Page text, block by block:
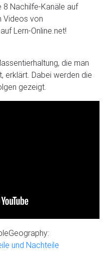
8 Nachilfe-Kanäle auf
Videos von
Lern-Online.net!
die man
erklärt. Dabei werden die
gezeigt.
und Nachteile